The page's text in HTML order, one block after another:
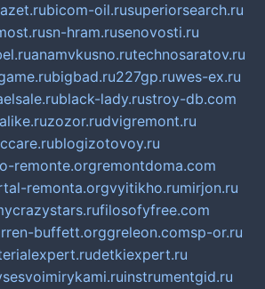
bicom-oil.rusuperiorsearch.ru
sn-hram.rusenovosti.ru
anamvkusno.rutechnosaratov.ru
bigbad.ru227gp.ruwes-ex.ru
black-lady.rustroy-db.com
zozor.rudvigremont.ru
blogizotovoy.ru
o-remonte.orgremontdoma.com
remonta.orgvyitikho.rumirjon.ru
filosofyfree.com
buffett.orggreleon.comsp-or.ru
detkiexpert.ru
instrumentgid.ru